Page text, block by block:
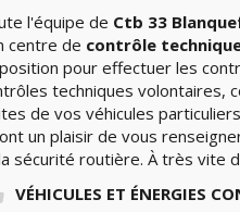
l'équipe de Ctb 33
centre de contrôle
pour effectuer les
techniques volontaires,
de vos véhicules
un plaisir de vous
sécurité routière. À très vite
VÉHICULES ET ÉNERGIES